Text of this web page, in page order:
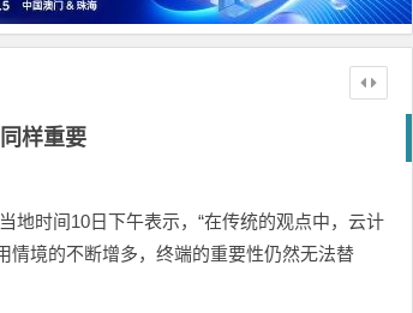
样重要
地时间10日下午表示，“在传统的观点中，云计
情境的不断增多，终端的重要性仍然无法替